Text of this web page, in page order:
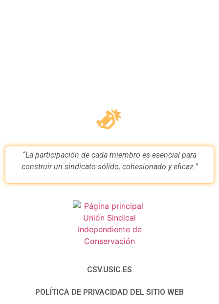
“La participación de cada miembro es esencial para
construir un sindicato sólido, cohesionado y eficaz.”
CSV.USIC.ES
POLÍTICA DE PRIVACIDAD DEL SITIO WEB